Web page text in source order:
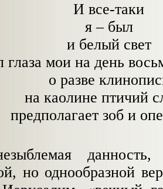
И все-таки
я – был
и белый свет
глаза мои на день
о разве
на каолине птичий
предполагает зоб и
но однообразной